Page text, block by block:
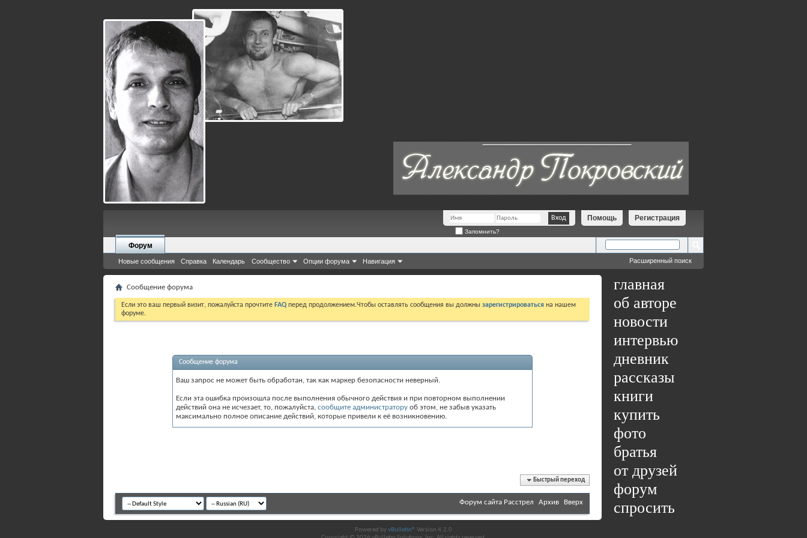
Регистрация
Помощь
Запомнить?
Форум
Новые сообщения Справка Календарь Сообщество Опции форума Навигация Расширенный поиск
главная
об авторе
новости
интервью
дневник
рассказы
книги
купить
фото
братья
от друзей
форум
спросить
Сообщение форума
Если это ваш первый визит, пожалуйста прочтите FAQ перед продолжением.Чтобы оставлять сообщения вы должны зарегистрироваться на нашем
форуме.
Сообщение форума
Ваш запрос не может быть обработан, так как маркер безопасности неверный.
Если эта ошибка произошла после выполнения обычного действия и при повторном выполнении
действий она не исчезает, то, пожалуйста, сообщите администратору об этом, не забыв указать
максимально полное описание действий, которые привели к её возникновению.
Быстрый переход
Форум сайта Расстрел Архив Вверх
Powered byvBulletin® Version 4.2.0